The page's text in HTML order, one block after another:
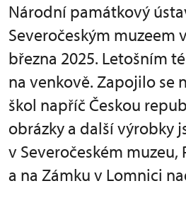
Národní památkový
Severočeským muzeem
března 2025. Letošním
na venkově. Zapojilo se
škol napříč Českou
obrázky a další výrobky
v Severočeském muzeu,
a na Zámku v Lomnici